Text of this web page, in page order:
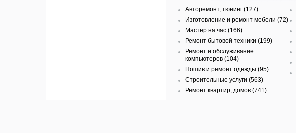
Авторемонт, тюнинг (127)
Изготовление и ремонт мебели (72)
Мастер на час (166)
Ремонт бытовой техники (199)
Ремонт и обслуживание
компьютеров (104)
Пошив и ремонт одежды (95)
Строительные услуги (563)
Ремонт квартир, домов (741)